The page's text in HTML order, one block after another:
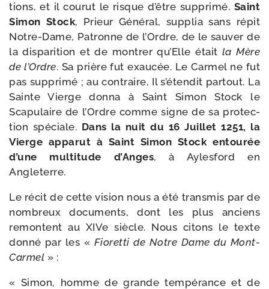
tions, et il cou­rut le risque d’être sup­pri­mé. Saint
Simon Stock, Prieur Général, sup­plia sans répit
Notre-​Dame, Patronne de l’Ordre, de le sau­ver de
la dis­pa­ri­tion et de mon­trer qu’Elle était la Mère
de l’Ordre. Sa prière fut exau­cée. Le Carmel ne fut
pas sup­pri­mé ; au contraire, Il s’é­ten­dit par­tout. La
Sainte Vierge don­na à Saint Simon Stock le
Scapulaire de l’Ordre comme signe de sa pro­tec­
tion spé­ciale. Dans la nuit du 16 Juillet 1251, la
Vierge appa­rut à Saint Simon Stock entou­rée
d’une mul­ti­tude d’Anges, à Aylesford en
Angleterre.
Le récit de cette vision nous a été trans­mis par de
nom­breux docu­ments, dont les plus anciens
remontent au XIVe siècle. Nous citons le texte
don­né par les « Fioretti de Notre Dame du Mont-​
Carmel » :
« Simon, homme de grande tem­pé­rance et de